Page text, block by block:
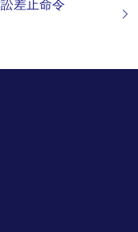
差止命令